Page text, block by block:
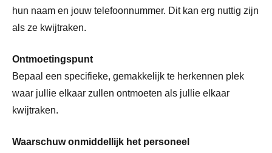
hun naam en jouw telefoonnummer. Dit kan erg nuttig zijn
als ze kwijtraken.
Ontmoetingspunt
Bepaal een specifieke, gemakkelijk te herkennen plek
waar jullie elkaar zullen ontmoeten als jullie elkaar
kwijtraken.
Waarschuw onmiddellijk het personeel